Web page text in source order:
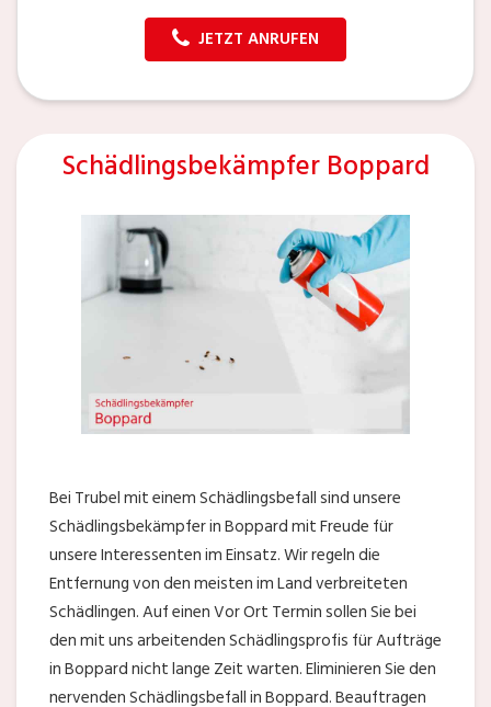
JETZT ANRUFEN
Schädlingsbekämpfer Boppard
Bei Trubel mit einem Schädlingsbefall sind unsere
Schädlingsbekämpfer in Boppard mit Freude für
unsere Interessenten im Einsatz. Wir regeln die
Entfernung von den meisten im Land verbreiteten
Schädlingen. Auf einen Vor Ort Termin sollen Sie bei
den mit uns arbeitenden Schädlingsprofis für Aufträge
in Boppard nicht lange Zeit warten. Eliminieren Sie den
nervenden Schädlingsbefall in Boppard. Beauftragen